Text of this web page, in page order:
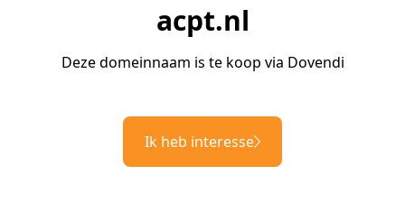
acpt.nl
Deze domeinnaam is te koop via Dovendi
Ik heb interesse